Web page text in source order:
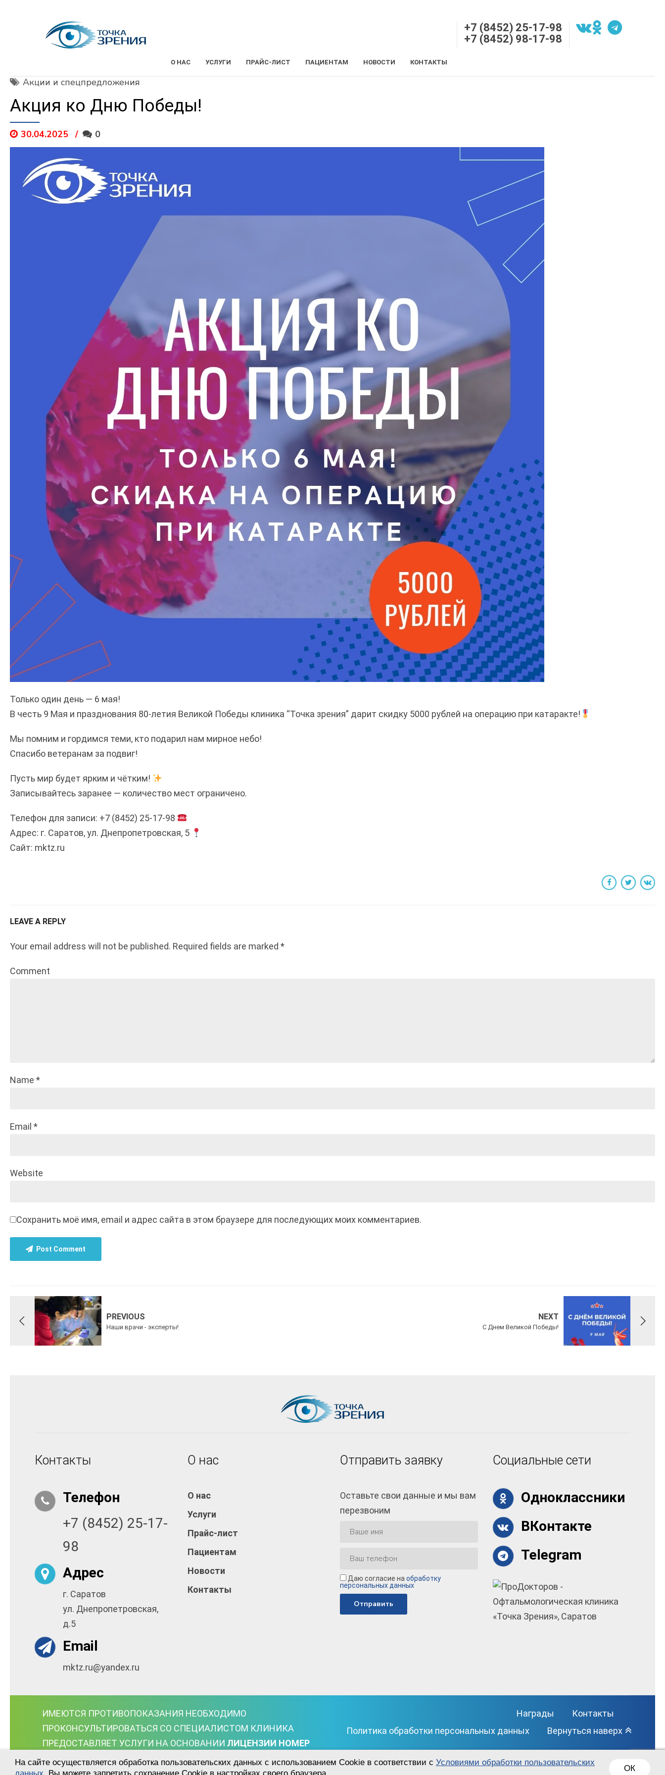
+7 (8452) 25-17-98
+7 (8452) 98-17-98
О НАС УСЛУГИ ПРАЙС-ЛИСТ ПАЦИЕНТАМ НОВОСТИ КОНТАКТЫ
Акции и спецпредложения
Акция ко Дню Победы!
30.04.2025 0
Только один день — 6 мая!
В честь 9 Мая и празднования 80-летия Великой Победы клиника “Точка зрения” дарит скидку 5000 рублей на операцию при катаракте!
Мы помним и гордимся теми, кто подарил нам мирное небо!
Спасибо ветеранам за подвиг!
Пусть мир будет ярким и чётким!
Записывайтесь заранее — количество мест ограничено.
Телефон для записи: +7 (8452) 25-17-98
Адрес: г. Саратов, ул. Днепропетровская, 5
Сайт: mktz.ru
LEAVE A REPLY
Your email address will not be published. Required fields are marked *
Comment
Name *
Email *
Website
Сохранить моё имя, email и адрес сайта в этом браузере для последующих моих комментариев.
Post Comment
PREVIOUS
Наши врачи - эксперты!
NEXT
С Днем Великой Победы!
Контакты
Телефон
+7 (8452) 25-17-
98
Адрес
г. Саратов
ул. Днепропетровская,
д.5
Email
mktz.ru@yandex.ru
О нас
О нас
Услуги
Прайс-лист
Пациентам
Новости
Контакты
Отправить заявку
Оставьте свои данные и мы вам
перезвоним
Даю согласие наобработку
персональных данных
Социальные сети
Одноклассники
ВКонтакте
Telegram
ИМЕЮТСЯ ПРОТИВОПОКАЗАНИЯ НЕОБХОДИМО
ПРОКОНСУЛЬТИРОВАТЬСЯ СО СПЕЦИАЛИСТОМ КЛИНИКА
ПРЕДОСТАВЛЯЕТ УСЛУГИ НА ОСНОВАНИИ ЛИЦЕНЗИИ НОМЕР
ЛО-64-01-004974.
Награды
Контакты
Политика обработки персональных данных
Вернуться наверх
ОК
На сайте осуществляется обработка пользовательских данных с использованием Cookie в соответствии с Условиями обработки пользовательских